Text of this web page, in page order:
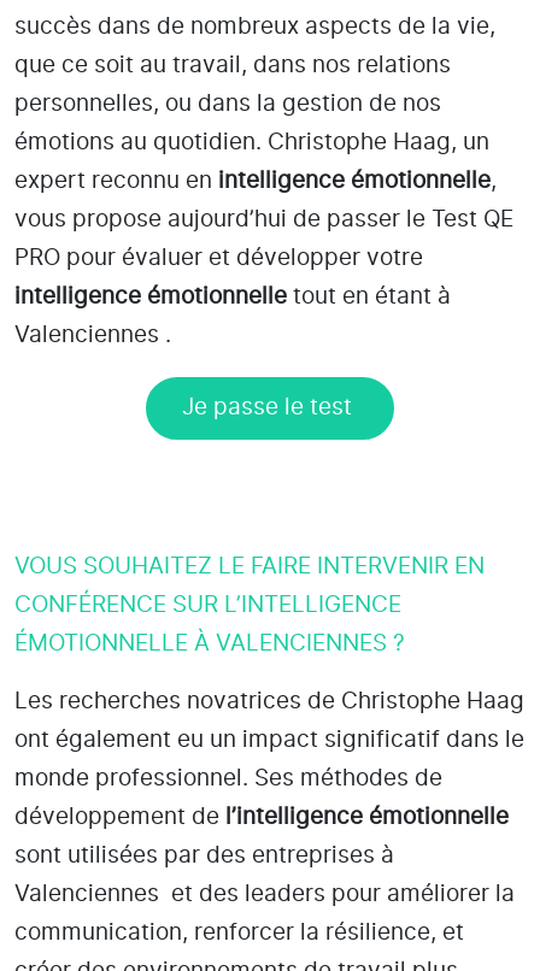
succès dans de nombreux aspects de la vie,
que ce soit au travail, dans nos relations
personnelles, ou dans la gestion de nos
émotions au quotidien. Christophe Haag, un
expert reconnu en intelligence émotionnelle,
vous propose aujourd’hui de passer le Test QE
PRO pour évaluer et développer votre
intelligence émotionnelle tout en étant à
Valenciennes .
Je passe le test
VOUS SOUHAITEZ LE FAIRE INTERVENIR EN
CONFÉRENCE SUR L’INTELLIGENCE
ÉMOTIONNELLE À VALENCIENNES ?
Les recherches novatrices de Christophe Haag
ont également eu un impact significatif dans le
monde professionnel. Ses méthodes de
développement de l’intelligence émotionnelle
sont utilisées par des entreprises à
Valenciennes
et des leaders pour améliorer la
communication, renforcer la résilience, et